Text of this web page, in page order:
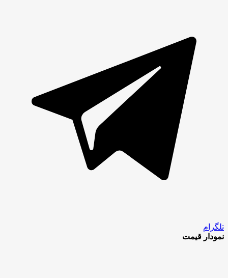
تلگرام
نمودار قیمت